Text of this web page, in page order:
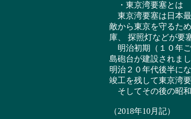
・東京湾要塞とは
東京湾要塞は日本
敵から東京を守るた
庫、 探照灯などが要
明治初期（１０年
島砲台が建設されま
明治２０年代後半に
竣工を残して東京湾
そしてその後の昭
（2018年10月記）